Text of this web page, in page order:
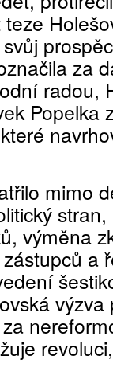
za
radou,
Popelka
mimo
výměna
a
výzva